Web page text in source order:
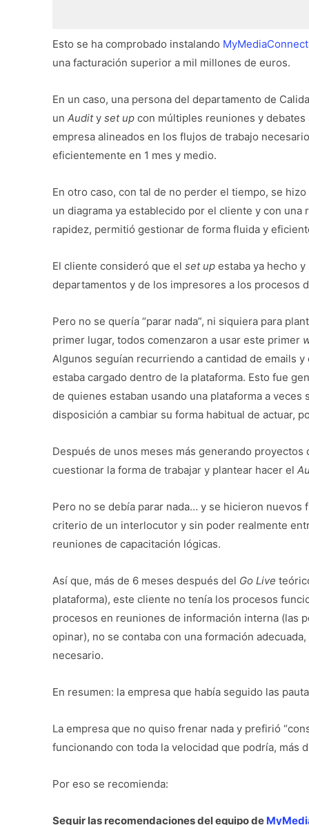
Esto se ha comprobado instalando MyMediaConnect
una facturación superior a mil millones de euros.
En un caso, una persona del departamento de
un Audity set up con múltiples reuniones y
empresa alineados en los flujos de trabajo
eficientemente en 1 mes y medio.
En otro caso, con tal de no perder el tiempo, se
un diagrama ya establecido por el cliente y con
rapidez, permitió gestionar de forma fluida y
El cliente consideró que el set up estaba ya hecho
departamentos y de los impresores a los procesos
Pero no se quería “parar nada”, ni siquiera para
primer lugar, todos comenzaron a usar este primer
Algunos seguían recurriendo a cantidad de emails
estaba cargado dentro de la plataforma. Esto fue
de quienes estaban usando una plataforma a
disposición a cambiar su forma habitual de actuar,
Después de unos meses más generando
cuestionar la forma de trabajar y plantear hacer el
Pero no se debía parar nada… y se hicieron
criterio de un interlocutor y sin poder realmente
reuniones de capacitación lógicas.
Así que, más de 6 meses después del Go Live
plataforma), este cliente no tenía los procesos
procesos en reuniones de información interna (las
opinar), no se contaba con una formación
necesario.
En resumen: la empresa que había seguido las
La empresa que no quiso frenar nada y prefirió
funcionando con toda la velocidad que podría, más
Por eso se recomienda:
Seguir las recomendaciones del equipo de